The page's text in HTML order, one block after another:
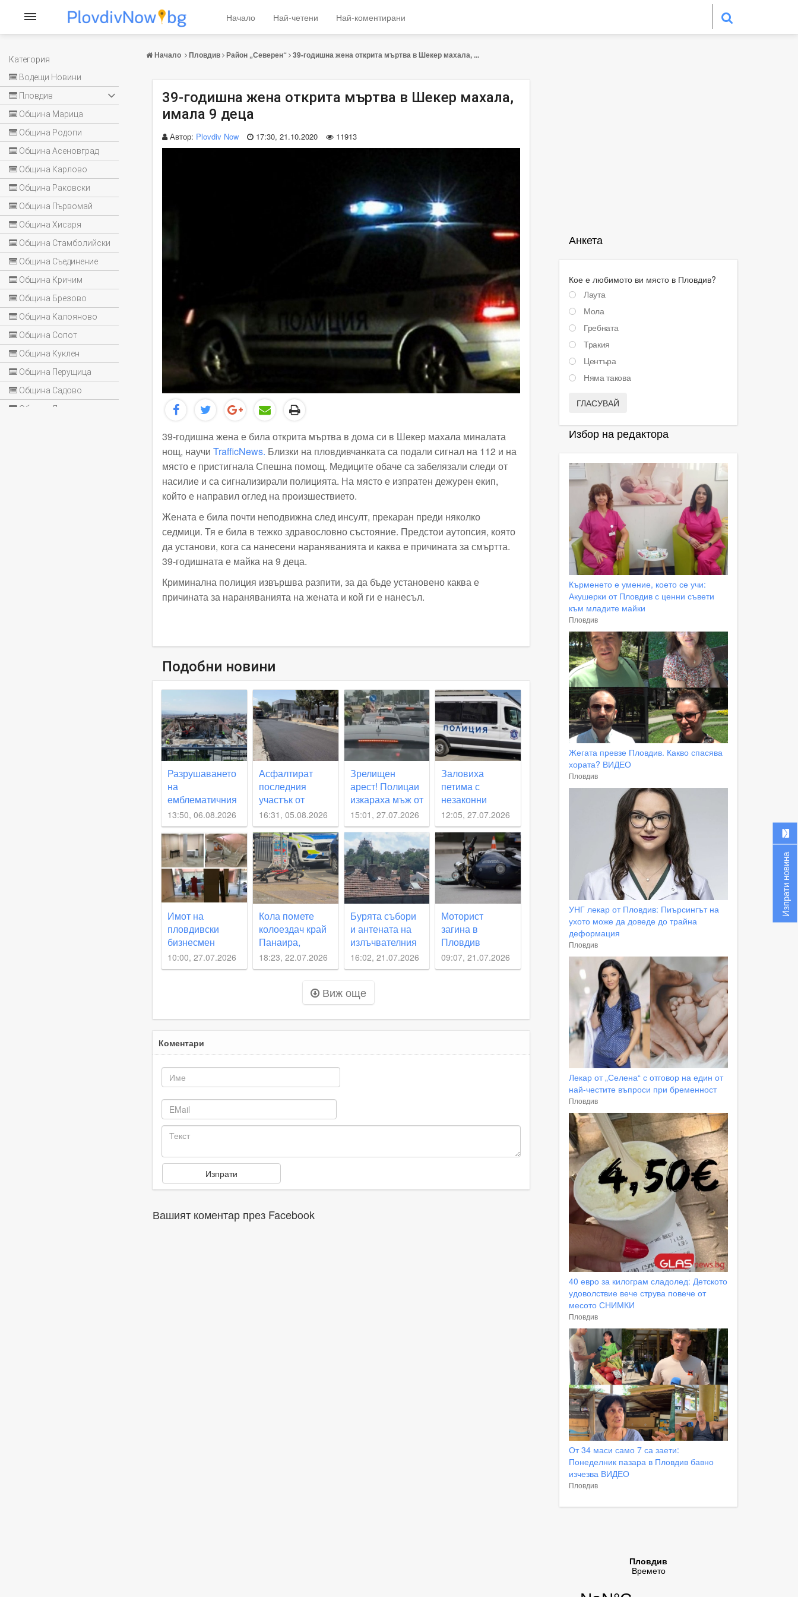
Категория
Водещи Новини
Пловдив
Община Марица
Община Родопи
Община Асеновград
Община Карлово
Община Раковски
Община Първомай
Община Хисаря
Община Стамболийски
Община Съединение
Община Кричим
Община Брезово
Община Калояново
Община Сопот
Община Куклен
Община Перущица
Община Садово
Община Лъки
Начало Най-четени Най-коментирани
Начало Пловдив Район „Северен“ 39-годишна жена открита мъртва в Шекер махала, ...
39-годишна жена открита мъртва в Шекер махала,
имала 9 деца
Автор: Plovdiv Now 17:30, 21.10.2020 11913
39-годишна жена е била открита мъртва в дома си в Шекер махала миналата
нощ, научи TrafficNews. Близки на пловдивчанката са подали сигнал на 112 и на
място е пристигнала Спешна помощ. Медиците обаче са забелязали следи от
насилие и са сигнализирали полицията. На място е изпратен дежурен екип,
който е направил оглед на произшествието.
Жената е била почти неподвижна след инсулт, прекаран преди няколко
седмици. Тя е била в тежко здравословно състояние. Предстои аутопсия, която
да установи, кога са нанесени нараняванията и каква е причината за смъртта.
39-годишната е майка на 9 деца.
Криминална полиция извършва разпити, за да бъде установено каква е
причината за нараняванията на жената и кой ги е нанесъл.
Подобни новини
Разрушаването
на
емблематичния
хотел „Марица“
тече с пълна
сила
13:50, 06.08.2026
Асфалтират
последния
участък от
„Рогошко шосе“
16:31, 05.08.2026
Зрелищен
арест! Полицаи
изкараха мъж от
кола на входа
на Пловдив
15:01, 27.07.2026
Заловиха
петима с
незаконни
цигари при
полицейска
акция
12:05, 27.07.2026
Имот на
пловдивски
бизнесмен
излиза на
публична
10:00, 27.07.2026
Кола помете
колоездач край
Панаира,
човекът е
паднал и си е
глътнал езика
18:23, 22.07.2026
Бурята събори
и антената на
излъчвателния
комплекс на
Сахат тепе
16:02, 21.07.2026
Моторист
загина в
Пловдив
09:07, 21.07.2026
Виж още
Коментари
Вашият коментар през Facebook
Анкета
Кое е любимото ви място в Пловдив?
Лаута
Мола
Гребната
Тракия
Центъра
Няма такова
ГЛАСУВАЙ
Избор на редактора
Кърменето е умение, което се учи:
Акушерки от Пловдив с ценни съвети
към младите майки
Пловдив
Жегата превзе Пловдив. Какво спасява
хората? ВИДЕО
Пловдив
УНГ лекар от Пловдив: Пиърсингът на
ухото може да доведе до трайна
деформация
Пловдив
Лекар от „Селена“ с отговор на един от
най-честите въпроси при бременност
Пловдив
40 евро за килограм сладолед: Детското
удоволствие вече струва повече от
месото СНИМКИ
Пловдив
От 34 маси само 7 са заети:
Понеделник пазара в Пловдив бавно
изчезва ВИДЕО
Пловдив
Изпрати новина